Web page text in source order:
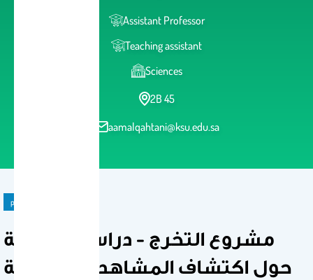
Assistant Professor
Teaching assistant
Sciences
2B 45
aamalqahtani@ksu.edu.sa
publication
مشروع التخرج - دراسة تطبيقية
حول اكتشاف المشاهدات القاصية